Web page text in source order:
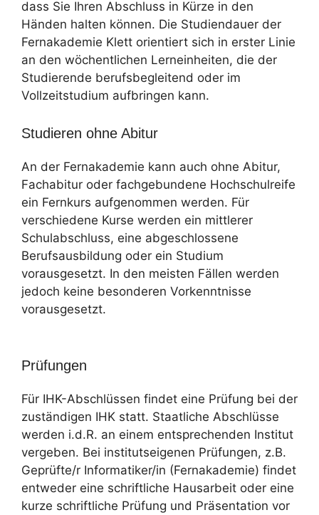
dass Sie Ihren Abschluss in Kürze in den
Händen halten können. Die Studiendauer der
Fernakademie Klett orientiert sich in erster Linie
an den wöchentlichen Lerneinheiten, die der
Studierende berufsbegleitend oder im
Vollzeitstudium aufbringen kann.
Studieren ohne Abitur
An der Fernakademie kann auch ohne Abitur,
Fachabitur oder fachgebundene Hochschulreife
ein Fernkurs aufgenommen werden. Für
verschiedene Kurse werden ein mittlerer
Schulabschluss, eine abgeschlossene
Berufsausbildung oder ein Studium
vorausgesetzt. In den meisten Fällen werden
jedoch keine besonderen Vorkenntnisse
vorausgesetzt.
Prüfungen
Für IHK-Abschlüssen findet eine Prüfung bei der
zuständigen IHK statt. Staatliche Abschlüsse
werden i.d.R. an einem entsprechenden Institut
vergeben. Bei institutseigenen Prüfungen, z.B.
Geprüfte/r Informatiker/in (Fernakademie) findet
entweder eine schriftliche Hausarbeit oder eine
kurze schriftliche Prüfung und Präsentation vor